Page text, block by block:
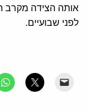
אותה הצידה מקרב
לפני שבועיים.